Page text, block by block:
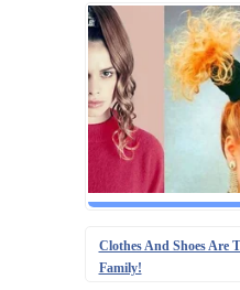
Clothes And Shoes Are
Family!